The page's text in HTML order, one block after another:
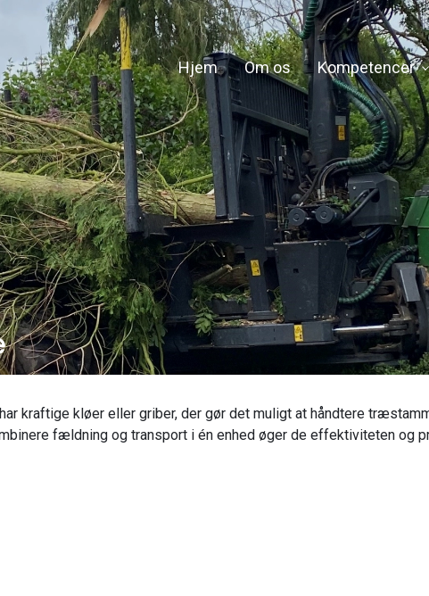
Hjem Om os Kompetencer
kraftige kløer eller griber, der gør det muligt at håndtere
fældning og transport i én enhed øger de effektiviteten og